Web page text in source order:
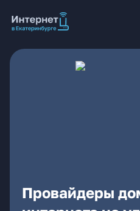
Провайдеры